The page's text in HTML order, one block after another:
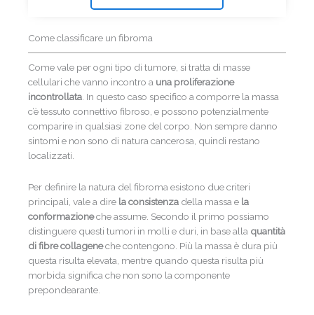
Come classificare un fibroma
Come vale per ogni tipo di tumore, si tratta di masse
cellulari che vanno incontro a una proliferazione
incontrollata. In questo caso specifico a comporre la massa
c’è tessuto connettivo fibroso, e possono potenzialmente
comparire in qualsiasi zone del corpo. Non sempre danno
sintomi e non sono di natura cancerosa, quindi restano
localizzati.
Per definire la natura del fibroma esistono due criteri
principali, vale a dire la consistenza della massa e la
conformazioneche assume. Secondo il primo possiamo
distinguere questi tumori in molli e duri, in base alla quantità
di fibre collageneche contengono. Più la massa è dura più
questa risulta elevata, mentre quando questa risulta più
morbida significa che non sono la componente
prepondearante.